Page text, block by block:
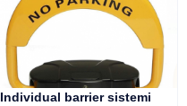
Individual barrier sistemi